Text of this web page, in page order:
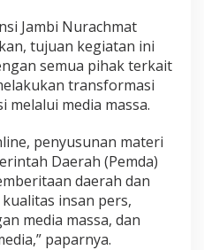
Jambi Nurachmat
tujuan kegiatan ini
semua pihak terkait
transformasi
media massa.
penyusunan materi
Daerah (Pemda)
daerah dan
insan pers,
media massa, dan
paparnya.